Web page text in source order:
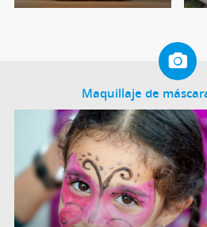
Maquillaje de